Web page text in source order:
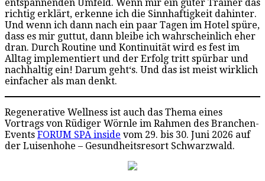
entspannenden Umfeld. Wenn mir ein guter Trainer das
richtig erklärt, erkenne ich die Sinnhaftigkeit dahinter.
Und wenn ich dann nach ein paar Tagen im Hotel spüre,
dass es mir guttut, dann bleibe ich wahrscheinlich eher
dran. Durch Routine und Kontinuität wird es fest im
Alltag implementiert und der Erfolg tritt spürbar und
nachhaltig ein! Darum geht‘s. Und das ist meist wirklich
einfacher als man denkt.
Regenerative Wellness ist auch das Thema eines
Vortrags von Rüdiger Wörnle im Rahmen des Branchen-
Events FORUM SPA inside vom 29. bis 30. Juni 2026 auf
der Luisenhohe – Gesundheitsresort Schwarzwald.